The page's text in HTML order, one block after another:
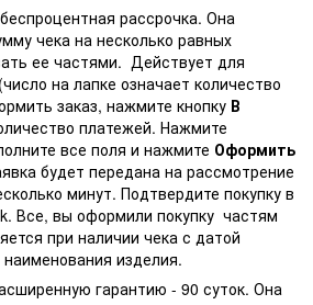
рассрочка. Она
чека на несколько равных
ее частями. Действует для
(число на лапке означает количество
заказ, нажмите кнопку В
платежей. Нажмите
все поля и нажмите Оформить
будет передана на рассмотрение
минут. Подтвердите покупку в
Все, вы оформили покупку частям
при наличии чека с датой
изделия.
гарантию - 90 суток. Она